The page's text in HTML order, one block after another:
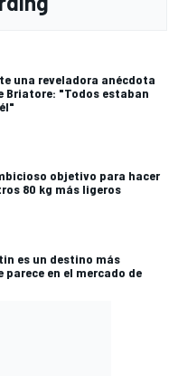
una reveladora anécdota
Briatore: "Todos estaban
objetivo para hacer
80 kg más ligeros
es un destino más
en el mercado de